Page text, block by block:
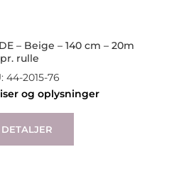
– Beige – 140 cm – 20m
pr. rulle
44-2015-76
og oplysninger
DETALJER